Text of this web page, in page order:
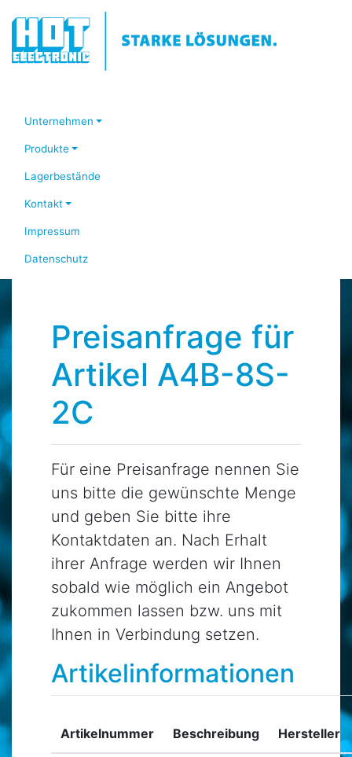
Unternehmen
Produkte
Lagerbestände
Kontakt
Impressum
Datenschutz
Preisanfrage für
Artikel A4B-8S-
2C
Für eine Preisanfrage nennen Sie
uns bitte die gewünschte Menge
und geben Sie bitte ihre
Kontaktdaten an. Nach Erhalt
ihrer Anfrage werden wir Ihnen
sobald wie möglich ein Angebot
zukommen lassen bzw. uns mit
Ihnen in Verbindung setzen.
Artikelinformationen
Artikelnummer Beschreibung Hersteller